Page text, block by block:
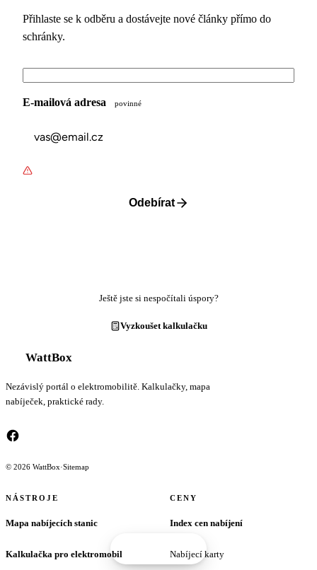
Přihlaste se k odběru a dostávejte nové články přímo do
schránky.
E-mailová adresa povinné
Odebírat
Ještě jste si nespočítali úspory?
Vyzkoušet kalkulačku
WattBox
Nezávislý portál o elektromobilitě. Kalkulačky, mapa
nabíječek, praktické rady.
© 2026 WattBox·Sitemap
NÁSTROJE
Mapa nabíjecích stanic
Kalkulačka pro elektromobil
CENY
Index cen nabíjení
Nabíjecí karty
Tento web používá cookies Aktualizovat